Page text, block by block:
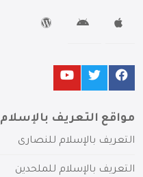
مواقع التعريف بالإسلام
التعريف بالإسلام للنصارى
التعريف بالإسلام للملحدين